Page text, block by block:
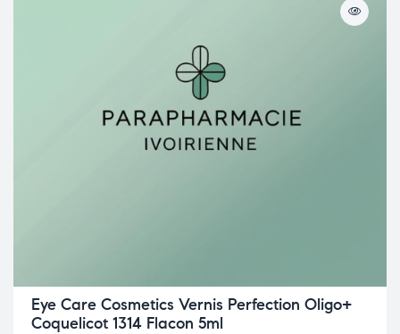
Eye Care Cosmetics Vernis Perfection Oligo+
Coquelicot 1314 Flacon 5ml